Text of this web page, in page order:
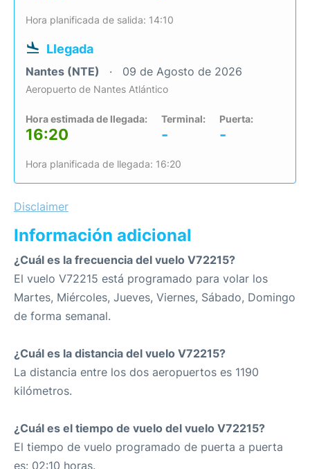
Hora planificada de salida: 14:10
Llegada
Nantes (NTE) 09 de Agosto de 2026
Aeropuerto de Nantes Atlántico
Hora estimada de llegada:
16:20
Terminal:
-
Puerta:
-
Hora planificada de llegada: 16:20
Disclaimer
Información adicional
¿Cuál es la frecuencia del vuelo V72215?
El vuelo V72215 está programado para volar los
Martes, Miércoles, Jueves, Viernes, Sábado, Domingo
de forma semanal.
¿Cuál es la distancia del vuelo V72215?
La distancia entre los dos aeropuertos es 1190
kilómetros.
¿Cuál es el tiempo de vuelo del vuelo V72215?
El tiempo de vuelo programado de puerta a puerta
es: 02:10 horas.